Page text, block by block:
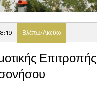
Βλέπω/Ακούω
Επιτροπής